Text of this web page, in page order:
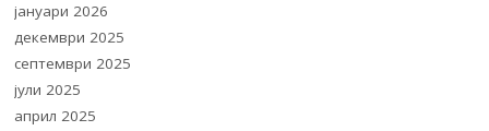
јануари 2026
декември 2025
септември 2025
јули 2025
април 2025